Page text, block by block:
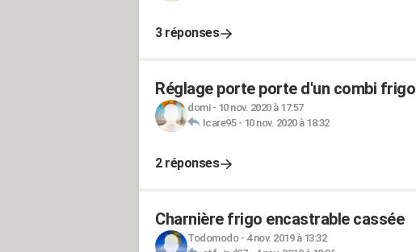
3 réponses
Réglage porte porte d'un combi frigo
domi- 10 nov. 2020 à 17:57
Icare95- 10 nov. 2020 à 18:32
2 réponses
Charnière frigo encastrable cassée
Todomodo- 4 nov. 2019 à 13:32